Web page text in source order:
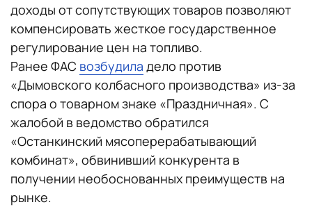
доходы от сопутствующих товаров позволяют
компенсировать жесткое государственное
регулирование цен на топливо.
Ранее ФАС возбудила дело против
«Дымовского колбасного производства» из-за
спора о товарном знаке «Праздничная». С
жалобой в ведомство обратился
«Останкинский мясоперерабатывающий
комбинат», обвинивший конкурента в
получении необоснованных преимуществ на
рынке.